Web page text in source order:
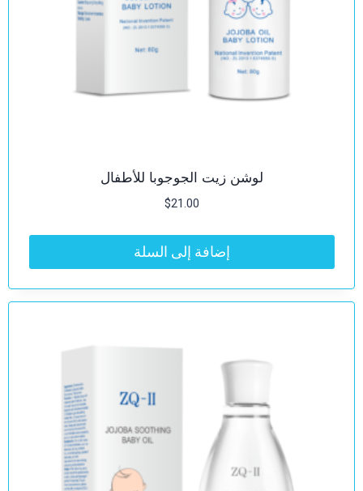
لوشن زيت الجوجوبا للأطفال
$21.00
إضافة إلى السلة